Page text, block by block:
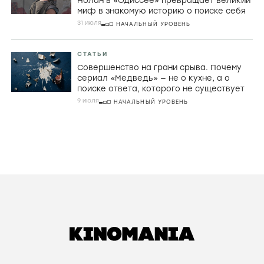
миф в знакомую историю о поиске себя
31 июля НАЧАЛЬНЫЙ УРОВЕНЬ
СТАТЬИ
Совершенство на грани срыва. Почему
сериал «Медведь» — не о кухне, а о
поиске ответа, которого не существует
9 июля НАЧАЛЬНЫЙ УРОВЕНЬ